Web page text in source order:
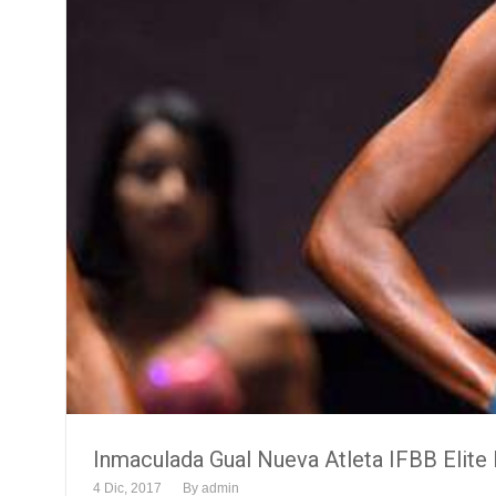
Inmaculada Gual Nueva Atleta IFBB Elite
4 Dic, 2017 By admin